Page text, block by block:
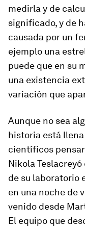
medirla y de
significado, y de
causada por un
ejemplo una
puede que en su
una existencia
variación que
Aunque no sea
historia está
científicos
Nikola
de su laboratorio
en una noche de
venido desde
El equipo que